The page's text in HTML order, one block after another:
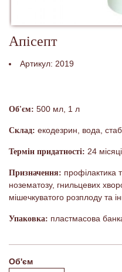
Апісепт
Артикул: 2019
Об'єм: 500 мл, 1 л
Склад: екодезрин, вода,
Термін придатності: 24
Призначення: профілактика
нозематозу, гнильцевих
мішечкуватого розплоду та
Упаковка: пластмасова
Об'єм